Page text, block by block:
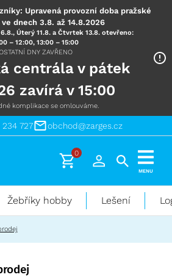
Upravená provozní doba pražské
dnech 3.8. až 14.8.2026
Úterý 11.8. a Čtvrtek 13.8. otevřeno:
– 12:00, 13:00 – 15:00
DNY ZAVŘENO
centrála v pátek
zavírá v 15:00
komplikace se omlouváme.
727 obchod@zarges.cz
0
MENU
Žebříky hobby Lešení